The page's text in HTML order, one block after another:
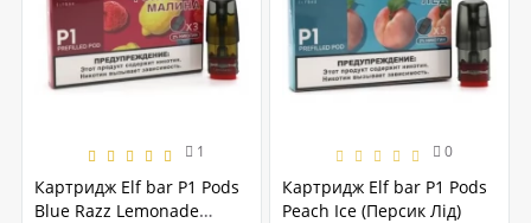
1
Картридж Elf bar P1 Pods
Blue Razz Lemonade
0
Картридж Elf bar P1 Pods
Peach Ice (Персик Лід)